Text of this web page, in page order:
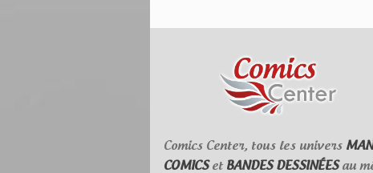
Comics Center, tous les univers
COMICSet BANDES DESSINÉESau